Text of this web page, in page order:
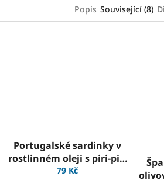
Popis Související (8)
Portugalské sardinky v
rostlinném oleji s piri-piri
120g (1ks) - Vasco da
79 Kč